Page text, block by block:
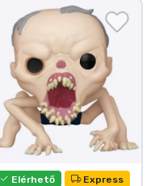
Elérhető Express